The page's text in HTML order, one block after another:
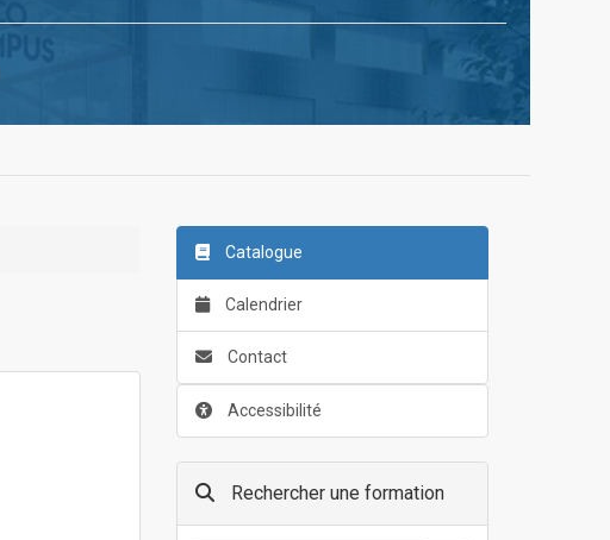
Catalogue
Calendrier
Contact
Accessibilité
Rechercher une formation